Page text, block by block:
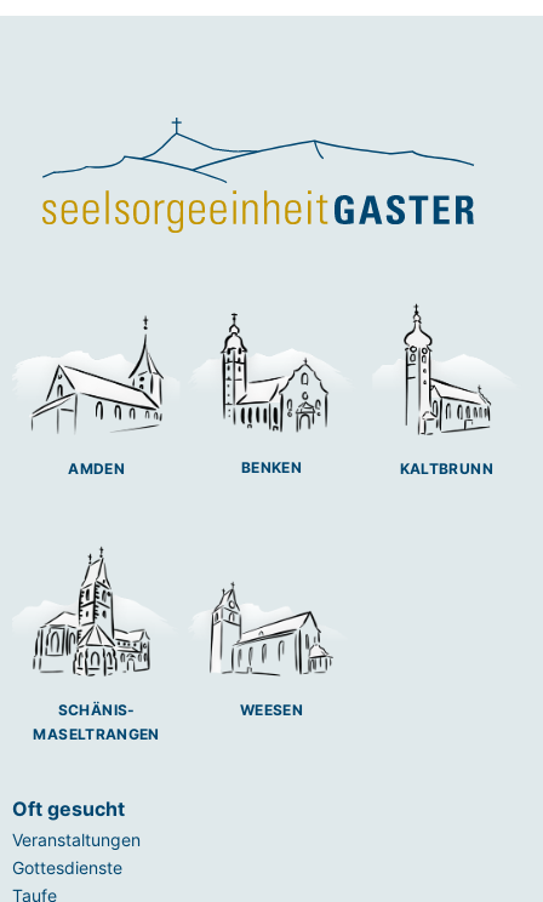
AMDEN BENKEN KALTBRUNN
SCHÄNIS-
MASELTRANGEN
WEESEN
Oft gesucht
Veranstaltungen
Gottesdienste
Taufe